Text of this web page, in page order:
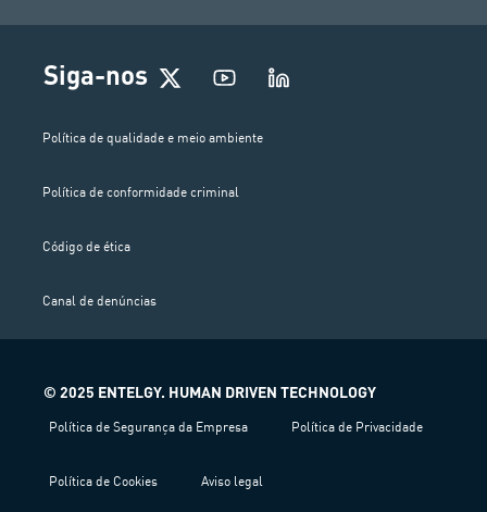
Siga-nos
Política de qualidade e meio ambiente
Política de conformidade criminal
Código de ética
Canal de denúncias
© 2025 ENTELGY. HUMAN DRIVEN TECHNOLOGY
Política de Segurança da Empresa Política de Privacidade
Política de Cookies Aviso legal